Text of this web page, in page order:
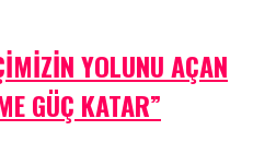
YOLUNU AÇAN
GÜÇ KATAR”